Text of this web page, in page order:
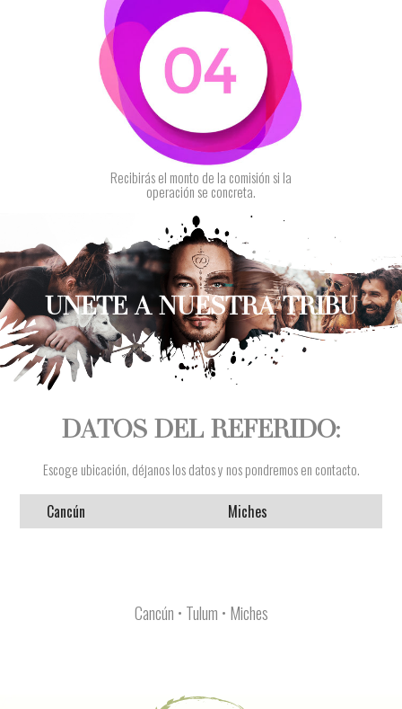
Recibirás el monto de la comisión si la
operación se concreta.
UNETE A NUESTRA TRIBU
DATOS DEL REFERIDO:
Escoge ubicación, déjanos los datos y nos pondremos en contacto.
Cancún Miches
Cancún • Tulum • Miches